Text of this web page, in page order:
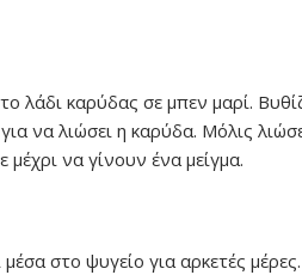
λάδι καρύδας σε μπεν μαρί.
να λιώσει η καρύδα. Μόλις
μέχρι να γίνουν ένα μείγμα.
μέσα στο ψυγείο για αρκετές μέρες.